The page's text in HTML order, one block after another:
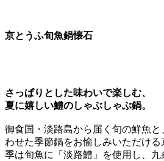
京とうふ旬魚鍋懐石
さっぱりとした味わいで楽しむ、
夏に嬉しい鱧のしゃぶしゃぶ鍋。
御食国・淡路島から届く旬の鮮魚
わせた季節鍋をお愉しみいただけ
季は旬魚に「淡路鱧」を使用し、九